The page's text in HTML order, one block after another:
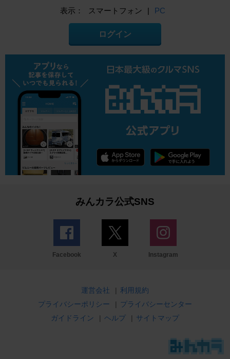
表示： スマートフォン | PC
ログイン
みんカラ公式SNS
Facebook X Instagram
運営会社 | 利用規約
プライバシーポリシー
| プライバシーセンター
ガイドライン
| ヘルプ | サイトマップ